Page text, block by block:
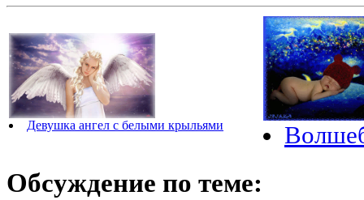
Девушка ангел с белыми крыльями
Обсуждение по теме: